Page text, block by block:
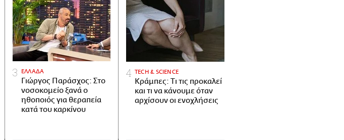
ΕΛΛΑΔΑ
Γιώργος Παράσχος: Στο
νοσοκομείο ξανά ο
ηθοποιός για θεραπεία
κατά του καρκίνου
ΤECH & SCIENCE
Κράμπες: Τι τις προκαλεί
και τι να κάνουμε όταν
αρχίσουν οι ενοχλήσεις